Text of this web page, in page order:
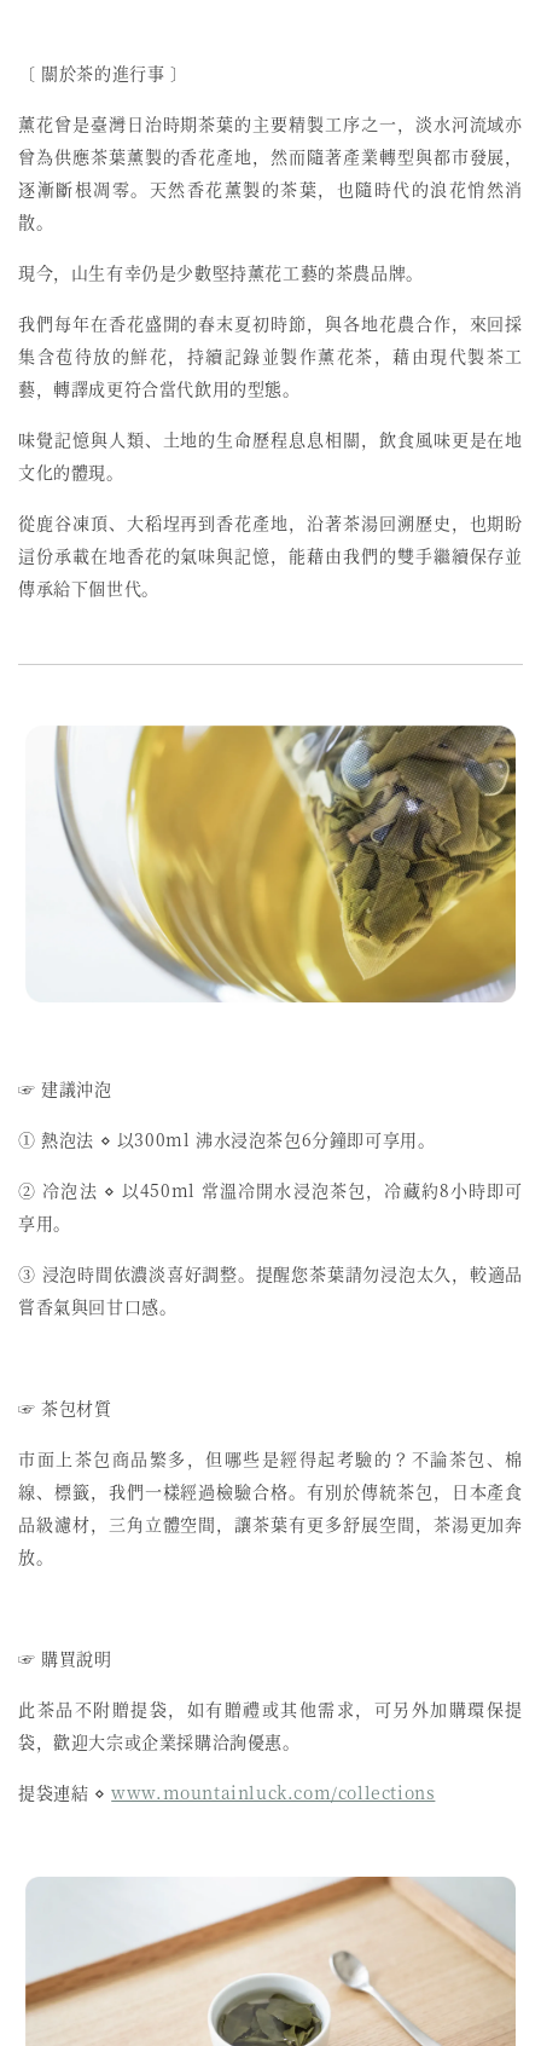
〔 關於茶的進行事 〕
薰花曾是臺灣日治時期茶葉的主要精製工序之一， 淡水河流域亦
曾為供應茶葉薰製的香花產地，然而隨著產業轉型與都市發展，
逐漸斷根凋零。天然香花薰製的茶葉，也隨時代的浪花悄然消
散。
現今，山生有幸仍是少數堅持薰花工藝的茶農品牌。
我們每年在香花盛開的春末夏初時節，與各地花農合作，來回採
集含苞待放的鮮花，持續記錄並製作薰花茶，藉由現代製茶工
藝，轉譯成更符合當代飲用的型態。
味覺記憶與人類、土地的生命歷程息息相關，飲食風味更是在地
文化的體現。
從鹿谷凍頂、大稻埕再到香花產地，沿著茶湯回溯歷史，也期盼
這份承載在地香花的氣味與記憶，能藉由我們的雙手繼續保存並
傳承給下個世代。
☞ 建議沖泡
① 熱泡法 ⋄ 以300ml 沸水浸泡茶包6分鐘即可享用。
② 冷泡法 ⋄ 以450ml 常溫冷開水浸泡茶包，冷藏約8小時即可
享用。
③ 浸泡時間依濃淡喜好調整。提醒您茶葉請勿浸泡太久，較適品
嘗香氣與回甘口感。
☞ 茶包材質
市面上茶包商品繁多，但哪些是經得起考驗的？不論茶包、棉
線、標籤，我們一樣經過檢驗合格。有別於傳統茶包，日本產食
品級濾材，三角立體空間，讓茶葉有更多舒展空間，茶湯更加奔
放。
☞ 購買說明
此茶品不附贈提袋，如有贈禮或其他需求，可另外加購環保提
袋，歡迎大宗或企業採購洽詢優惠。
提袋連結 ⋄www.mountainluck.com/collections